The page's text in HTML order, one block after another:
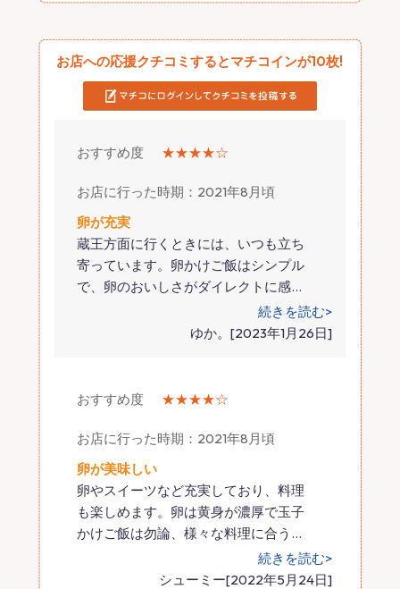
お店への応援クチコミするとマチコインが10枚!
おすすめ度 ★★★★☆
お店に行った時期：2021年8月頃
卵が充実
蔵王方面に行くときには、いつも立ち
寄っています。卵かけご飯はシンプル
で、卵のおいしさがダイレクトに感…
続きを読む>
ゆか。[2023年1月26日]
おすすめ度 ★★★★☆
お店に行った時期：2021年8月頃
卵が美味しい
卵やスイーツなど充実しており、料理
も楽しめます。卵は黄身が濃厚で玉子
かけご飯は勿論、様々な料理に合う …
続きを読む>
シューミー[2022年5月24日]